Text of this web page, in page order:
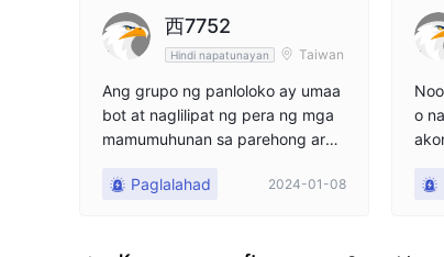
9 9
西7752
Hindi napatunayan Taiwan
Ang grupo ng panloloko ay umaa
bot at naglilipat ng pera ng mga
mamumuhunan sa parehong araw
keng plataporma.
Paglalahad 2024-01-08
o
g